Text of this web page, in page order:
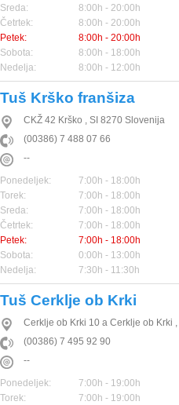
Sreda:
8:00h - 20:00h
Četrtek:
8:00h - 20:00h
Petek:
8:00h - 20:00h
Sobota:
8:00h - 18:00h
Nedelja:
8:00h - 12:00h
Tuš Krško franšiza
CKŽ 42 Krško , SI 8270 Slovenija
(00386) 7 488 07 66
--
Ponedeljek:
7:00h - 18:00h
Torek:
7:00h - 18:00h
Sreda:
7:00h - 18:00h
Četrtek:
7:00h - 18:00h
Petek:
7:00h - 18:00h
Sobota:
0:00h - 13:00h
Nedelja:
7:30h - 11:30h
Tuš Cerklje ob Krki
Cerklje ob Krki 10 a Cerklje ob Krki ,
(00386) 7 495 92 90
--
Ponedeljek:
7:00h - 19:00h
Torek:
7:00h - 19:00h